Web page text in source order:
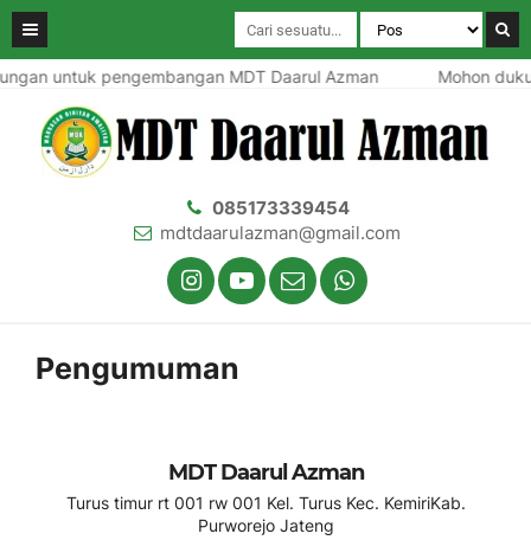
untuk pengembangan MDT Daarul Azman Mohon
085173339454
mdtdaarulazman@gmail.com
Pengumuman
MDT Daarul Azman
Turus timur rt 001 rw 001 Kel. Turus Kec. KemiriKab.
Purworejo Jateng